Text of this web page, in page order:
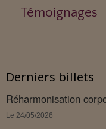
Témoignages
Derniers billets
Réharmonisation
Le 24/05/2026